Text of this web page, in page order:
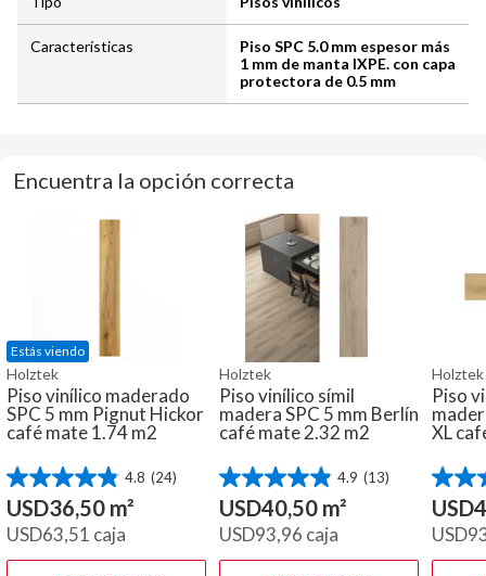
Características
Piso SPC 5.0 mm espesor más
1 mm de manta IXPE. con capa
protectora de 0.5 mm
Encuentra la opción correcta
Estás viendo
Holztek
Piso vinílico maderado
SPC 5 mm Pignut Hickor
café mate 1.74 m2
4.8 (24)
4.8
de
5
estrellas.
24
USD36,50 m²
USD63,51 caja
Holztek
Piso vinílico símil
madera SPC 5 mm Berlín
café mate 2.32 m2
4.9 (13)
4.9
de
5
estrellas.
13
USD40,50 m²
USD93,96 caja
Holztek
Piso
XL
4.8
de
5
11
USD
USD